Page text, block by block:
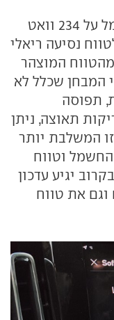
בסיום המבחן עמדה צריכת החשמל על 234 וואט
נסיעה ריאלי
רחוק כ-120 ק"מ מהטווח המוצהר
המבחן שכלל לא
תפוסה
תאוצה, ניתן
המשלבת יותר
וטווח
יגיע עדכון
את טווח